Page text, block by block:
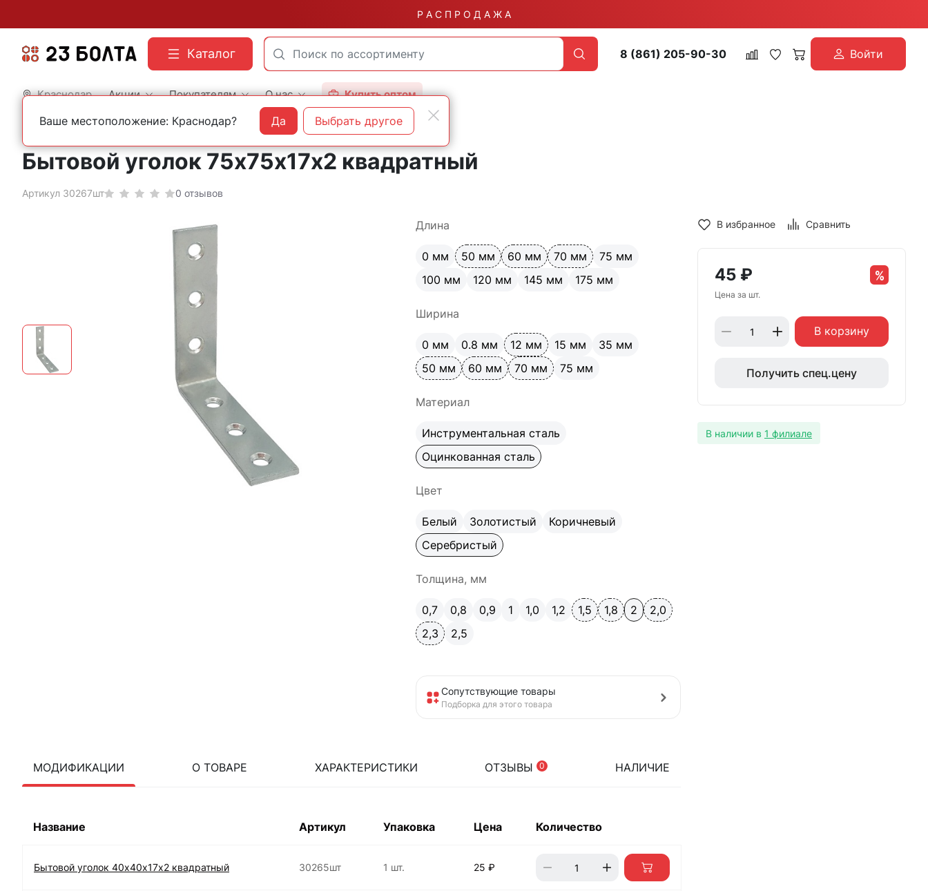
Р А С П Р О Д А Ж А
Каталог 8 (861) 205-90-30 Войти
Краснодар Акции Покупателям О нас Купить оптом
Главная Бытовой крепеж и фурнитура Уголки и кронштейны
Бытовой уголок 75х75х17х2 квадратный
Артикул 30267шт 0 отзывов
Длина
0 мм 50 мм 60 мм 70 мм
75 мм
100 мм
120 мм 145 мм 175 мм
Ширина
0 мм 0.8 мм 12 мм 15 мм
35 мм
50 мм
60 мм 70 мм 75 мм
Материал
Инструментальная сталь
Оцинкованная сталь
Цвет
Белый Золотистый
Коричневый
Серебристый
Толщина, мм
0,7 0,8 0,9 1 1,0 1,2 1,5 1,8 2
2,0
2,3
2,5
Сопутствующие товары
Подборка для этого товара
МОДИФИКАЦИИ О ТОВАРЕ ХАРАКТЕРИСТИКИ ОТЗЫВЫ 0 НАЛИЧИЕ
Название Артикул Упаковка Цена Количество
Бытовой уголок 40х40х17х2 квадратный 30265шт 1 шт. 25 ₽
В избранное Сравнить
45 ₽
Цена за шт.
В корзину
Получить спец.цену
В наличии в 1 филиале
Ваше местоположение: Краснодар? Да Выбрать другое